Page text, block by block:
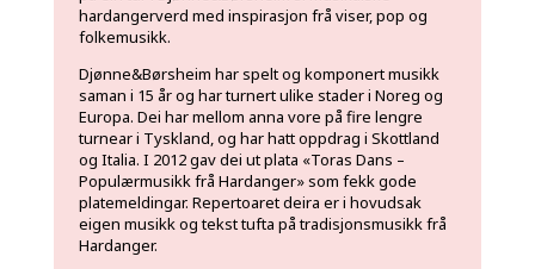
hardangerverd med inspirasjon frå viser, pop og
folkemusikk.
Djønne&Børsheim har spelt og komponert musikk
saman i 15 år og har turnert ulike stader i Noreg og
Europa. Dei har mellom anna vore på fire lengre
turnear i Tyskland, og har hatt oppdrag i Skottland
og Italia. I 2012 gav dei ut plata «Toras Dans –
Populærmusikk frå Hardanger» som fekk gode
platemeldingar. Repertoaret deira er i hovudsak
eigen musikk og tekst tufta på tradisjonsmusikk frå
Hardanger.